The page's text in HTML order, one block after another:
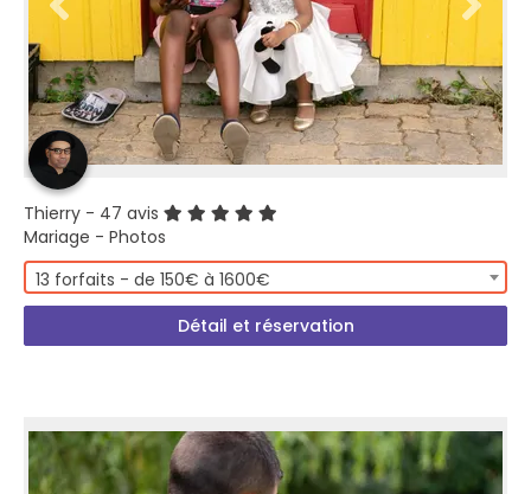
Thierry - 47 avis
Mariage - Photos
13 forfaits - de 150€ à 1600€
Détail et réservation